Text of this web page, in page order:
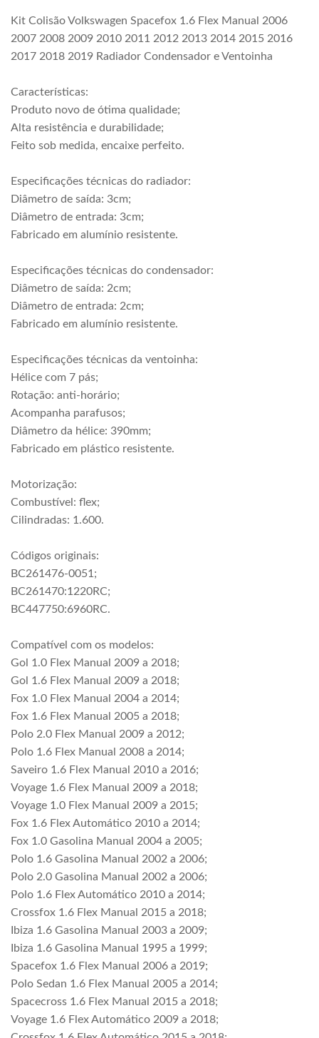
Kit Colisão Volkswagen Spacefox 1.6 Flex Manual 2006
2007 2008 2009 2010 2011 2012 2013 2014 2015 2016
2017 2018 2019 Radiador Condensador e Ventoinha
Características:
Produto novo de ótima qualidade;
Alta resistência e durabilidade;
Feito sob medida, encaixe perfeito.
Especificações técnicas do radiador:
Diâmetro de saída: 3cm;
Diâmetro de entrada: 3cm;
Fabricado em alumínio resistente.
Especificações técnicas do condensador:
Diâmetro de saída: 2cm;
Diâmetro de entrada: 2cm;
Fabricado em alumínio resistente.
Especificações técnicas da ventoinha:
Hélice com 7 pás;
Rotação: anti-horário;
Acompanha parafusos;
Diâmetro da hélice: 390mm;
Fabricado em plástico resistente.
Motorização:
Combustível: flex;
Cilindradas: 1.600.
Códigos originais:
BC261476-0051;
BC261470:1220RC;
BC447750:6960RC.
Compatível com os modelos:
Gol 1.0 Flex Manual 2009 a 2018;
Gol 1.6 Flex Manual 2009 a 2018;
Fox 1.0 Flex Manual 2004 a 2014;
Fox 1.6 Flex Manual 2005 a 2018;
Polo 2.0 Flex Manual 2009 a 2012;
Polo 1.6 Flex Manual 2008 a 2014;
Saveiro 1.6 Flex Manual 2010 a 2016;
Voyage 1.6 Flex Manual 2009 a 2018;
Voyage 1.0 Flex Manual 2009 a 2015;
Fox 1.6 Flex Automático 2010 a 2014;
Fox 1.0 Gasolina Manual 2004 a 2005;
Polo 1.6 Gasolina Manual 2002 a 2006;
Polo 2.0 Gasolina Manual 2002 a 2006;
Polo 1.6 Flex Automático 2010 a 2014;
Crossfox 1.6 Flex Manual 2015 a 2018;
Ibiza 1.6 Gasolina Manual 2003 a 2009;
Ibiza 1.6 Gasolina Manual 1995 a 1999;
Spacefox 1.6 Flex Manual 2006 a 2019;
Polo Sedan 1.6 Flex Manual 2005 a 2014;
Spacecross 1.6 Flex Manual 2015 a 2018;
Voyage 1.6 Flex Automático 2009 a 2018;